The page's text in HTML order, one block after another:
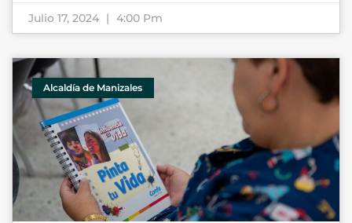
Julio 17, 2024 4:00 Pm
Alcaldía de Manizales